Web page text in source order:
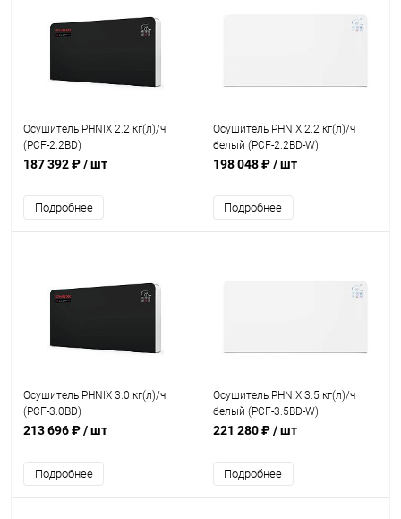
Осушитель PHNIX 2.2 кг(л)/ч
(PCF-2.2BD)
187 392 ₽/ шт
Подробнее
Осушитель PHNIX 2.2 кг(л)/ч
белый (PCF-2.2BD-W)
198 048 ₽/ шт
Подробнее
Осушитель PHNIX 3.0 кг(л)/ч
(PCF-3.0BD)
213 696 ₽/ шт
Подробнее
Осушитель PHNIX 3.5 кг(л)/ч
белый (PCF-3.5BD-W)
221 280 ₽/ шт
Подробнее